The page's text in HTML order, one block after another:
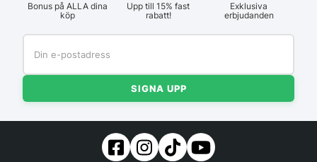
Bonus på ALLA dina
köp
Upp till 15% fast
rabatt!
Exklusiva
erbjudanden
SIGNA UPP